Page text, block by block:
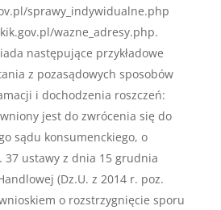
sprawy_indywidualne.php
wazne_adresy.php.
następujące przykładowe
z pozasądowych sposobów
i dochodzenia roszczeń:
jest do zwrócenia się do
sądu konsumenckiego, o
37 ustawy z dnia 15 grudnia
(Dz.U. z 2014 r. poz.
o rozstrzygnięcie sporu